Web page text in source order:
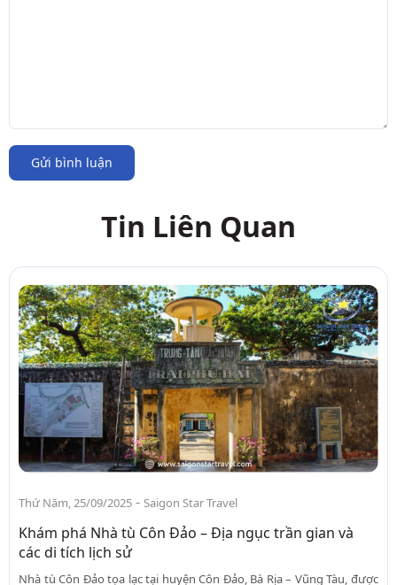
Gửi bình luận
Tin Liên Quan
Thứ Năm, 25/09/2025 - Saigon Star Travel
Khám phá Nhà tù Côn Đảo – Địa ngục trần gian và
các di tích lịch sử
Nhà tù Côn Đảo tọa lạc tại huyện Côn Đảo, Bà Rịa – Vũng Tàu, được